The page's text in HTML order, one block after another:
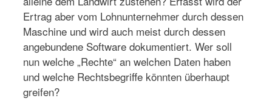
Ertrag aber vom Lohnunternehmer durch dessen
Maschine und wird auch meist durch dessen
angebundene Software dokumentiert. Wer soll
nun welche „Rechte“ an welchen Daten haben
und welche Rechtsbegriffe könnten überhaupt
greifen?